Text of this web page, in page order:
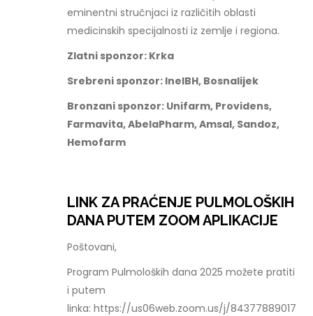
eminentni stručnjaci iz različitih oblasti
medicinskih specijalnosti iz zemlje i regiona.
Zlatni sponzor: Krka
Srebreni sponzor: InelBH, Bosnalijek
Bronzani sponzor: Unifarm, Providens,
Farmavita, AbelaPharm, Amsal, Sandoz,
Hemofarm
LINK ZA PRAĆENJE PULMOLOŠKIH
DANA PUTEM ZOOM APLIKACIJE
Poštovani,
Program Pulmoloških dana 2025 možete pratiti
i putem
linka: https://us06web.zoom.us/j/84377889017